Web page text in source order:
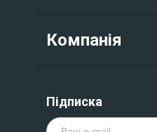
Компанія
Підписка